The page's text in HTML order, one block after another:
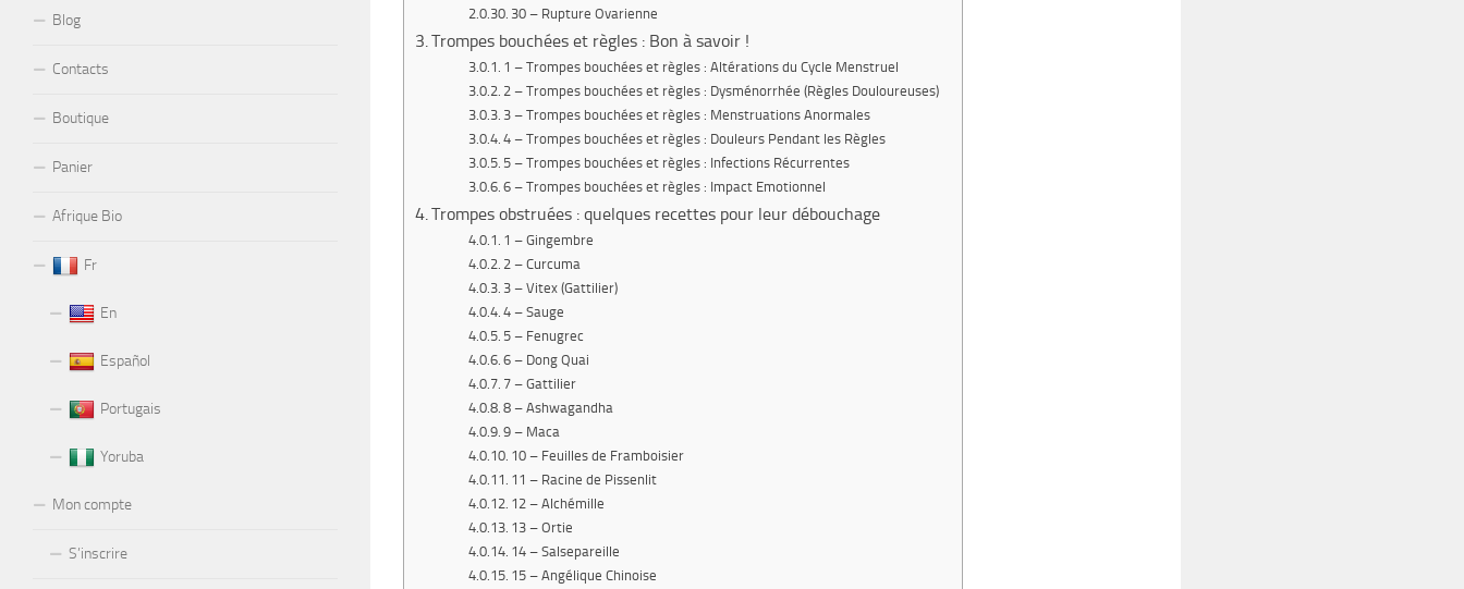
30 – Rupture Ovarienne
Trompes bouchées et règles : Bon à savoir !
1 – Trompes bouchées et règles : Altérations du Cycle Menstruel
2 – Trompes bouchées et règles : Dysménorrhée (Règles Douloureuses)
3 – Trompes bouchées et règles : Menstruations Anormales
4 – Trompes bouchées et règles : Douleurs Pendant les Règles
5 – Trompes bouchées et règles : Infections Récurrentes
6 – Trompes bouchées et règles : Impact Emotionnel
Trompes obstruées : quelques recettes pour leur débouchage
1 – Gingembre
2 – Curcuma
3 – Vitex (Gattilier)
4 – Sauge
5 – Fenugrec
6 – Dong Quai
7 – Gattilier
8 – Ashwagandha
9 – Maca
10 – Feuilles de Framboisier
11 – Racine de Pissenlit
12 – Alchémille
13 – Ortie
14 – Salsepareille
15 – Angélique Chinoise
Blog
Contacts
Boutique
Panier
Afrique Bio
Fr
En
Español
Portugais
Yoruba
Mon compte
S’inscrire